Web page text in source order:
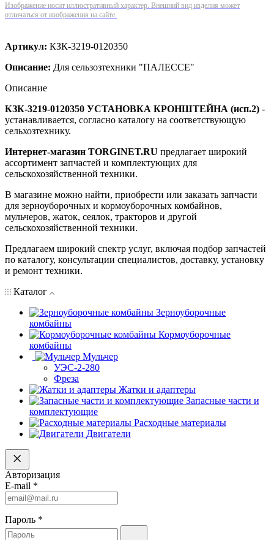
Изображение носит иллюстративный характер. Внешний вид изделия может
отличаться от изображения на сайте.
Артикул: КЗК-3219-0120350
Описание: Для сельзозтехники "ПАЛЕССЕ"
Описание
КЗК-3219-0120350 УСТАНОВКА КРОНШТЕЙНА (исп.2) -
устанавливается, согласно каталогу на соответствующую
сельхозтехнику.
Интернет-магазин TORGINET.RU предлагает широкий
ассортимент запчастей и комплектующих для
сельскохозяйственной техники.
В магазине можно найти, приобрести или заказать запчасти
для зерноуборочных и кормоуборочных комбайнов,
мульчеров, жаток, сеялок, тракторов и другой
сельскохозяйственной техники.
Предлагаем широкий спектр услуг, включая подбор запчастей
по каталогу, консультации специалистов, доставку, установку
и ремонт техники.
Каталог
Зерноуборочные
комбайны
Кормоуборочные
комбайны
Мульчер
УЭС-2-280
Фреза
Жатки и адаптеры
Запасные части и
комплектующие
Расходные материалы
Двигатели
Авторизация
E-mail *
Пароль *